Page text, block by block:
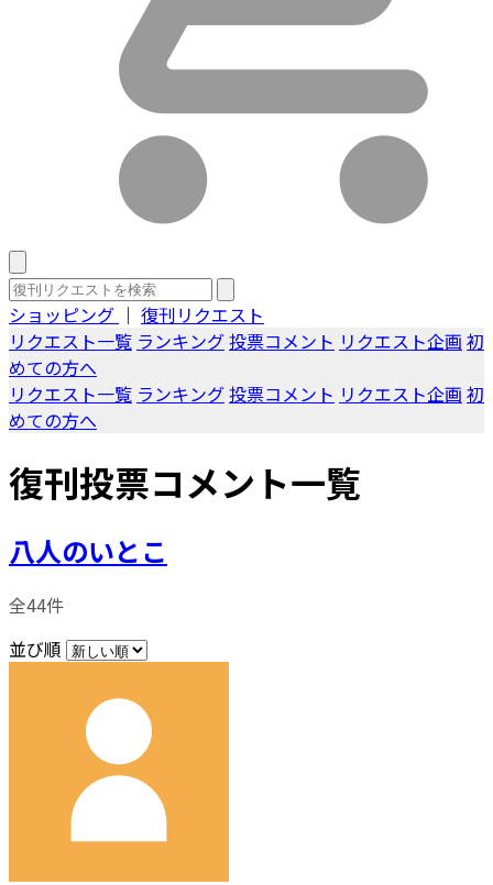
ショッピング ｜ 復刊リクエスト
リクエスト一覧 ランキング投票コメント リクエスト企画 初
めての方へ
リクエスト一覧 ランキング投票コメント リクエスト企画 初
めての方へ
復刊投票コメント一覧
八人のいとこ
全44件
並び順